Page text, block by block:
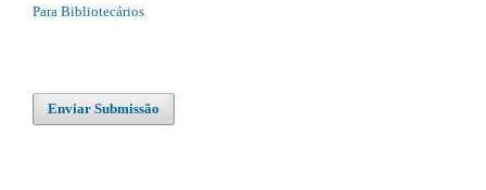
Para Bibliotecários
Enviar Submissão